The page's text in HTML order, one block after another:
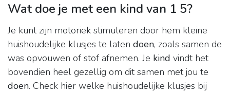
Wat doe je met een kind van 1 5?
Je kunt zijn motoriek stimuleren door hem kleine
huishoudelijke klusjes te laten doen, zoals samen de
was opvouwen of stof afnemen. Je kind vindt het
bovendien heel gezellig om dit samen met jou te
doen. Check hier welke huishoudelijke klusjes bij